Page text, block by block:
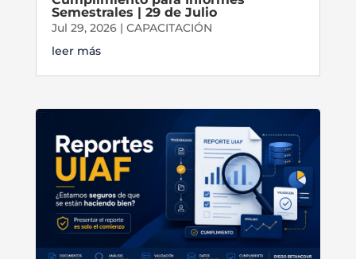
Semestrales | 29 de Julio
Jul 29, 2026| CAPACITACIÓN
leer más